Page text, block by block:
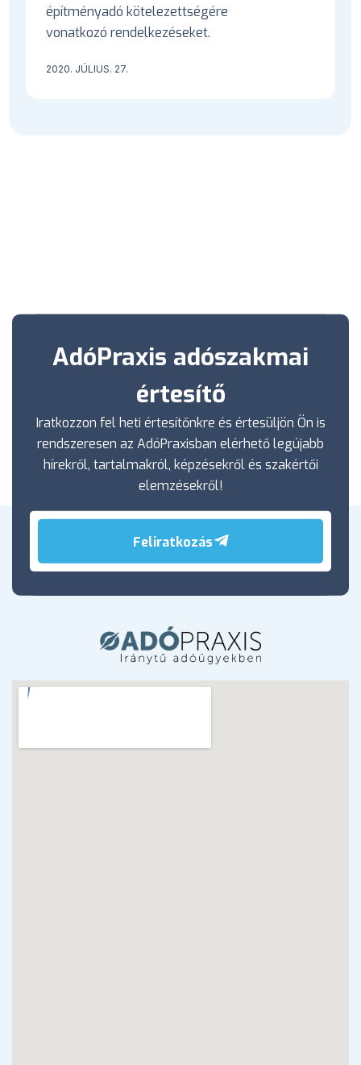
építményadó kötelezettségére
vonatkozó rendelkezéseket.
2020. JÚLIUS. 27.
AdóPraxis adószakmai
értesítő
Iratkozzon fel heti értesítőnkre és értesüljön Ön is
rendszeresen az AdóPraxisban elérhető legújabb
hírekről, tartalmakról, képzésekről és szakértői
elemzésekről!
Feliratkozás